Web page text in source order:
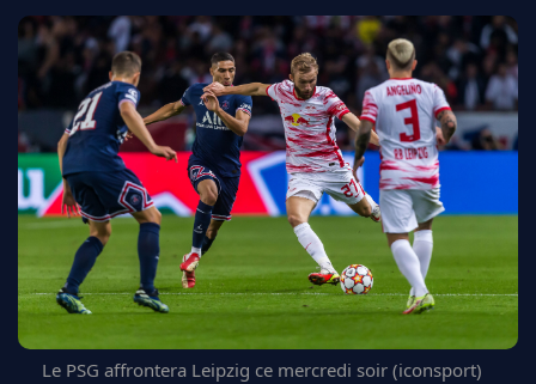
CDM 2026
EDF
LIGUE 1
REAL MADRID
FC BARCELONE
MANCHESTER UNITED
CHELSEA
ARSENAL
BAYERN
L'AVIS DE LA RÉDAC'
Le PSG affrontera Leipzig ce mercredi soir (iconsport)